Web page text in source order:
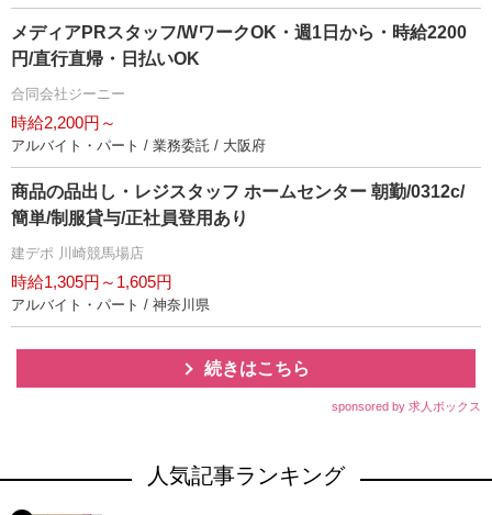
メディアPRスタッフ/WワークOK・週1日から・時給2200
円/直行直帰・日払いOK
合同会社ジーニー
時給2,200円～
アルバイト・パート / 業務委託 / 大阪府
商品の品出し・レジスタッフ ホームセンター 朝勤/0312c/
簡単/制服貸与/正社員登用あり
建デポ 川崎競馬場店
時給1,305円～1,605円
アルバイト・パート / 神奈川県
続きはこちら
sponsored by 求人ボックス
人気記事ランキング